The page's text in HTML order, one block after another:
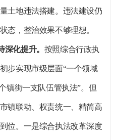
土地违法搭建。违法建设仍
态，整治效果不够理想。
深化提升。 按照综合行政执
步实现市级层面“一个领域
镇街一支队伍管执法”。但
镇联动、权责统一、精简高
位。 一是综合执法改革深度